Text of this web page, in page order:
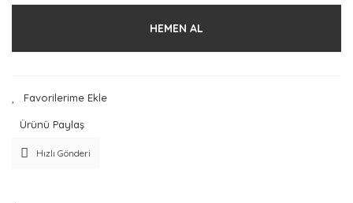
HEMEN AL
Ürünü Paylaş
Hızlı Gönderi